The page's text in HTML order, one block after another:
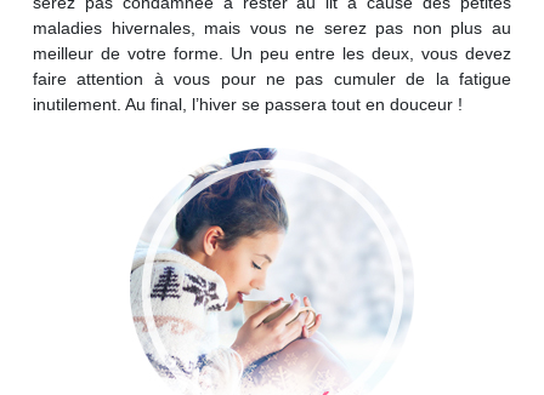
maladies hivernales, mais vous ne serez pas non plus au
meilleur de votre forme. Un peu entre les deux, vous devez
faire attention à vous pour ne pas cumuler de la fatigue
inutilement. Au final, l’hiver se passera tout en douceur !